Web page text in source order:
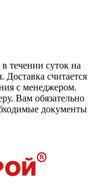
течении суток на
считается
с менеджером.
Вам обязательно
документы